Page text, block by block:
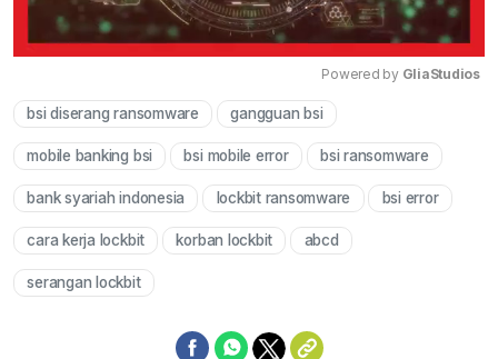
Powered by GliaStudios
bsi diserang ransomware gangguan bsi
mobile banking bsi bsi mobile error bsi ransomware
bank syariah indonesia lockbit ransomware bsi error
cara kerja lockbit korban lockbit abcd
serangan lockbit